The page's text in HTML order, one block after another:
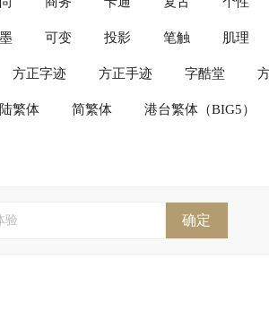
常规书写·毛笔 常规书写·硬笔 衬
近代 动感 豪放 新中式
可变 投影 笔触 肌理
具象装饰 故障变形 有机流动
方正字迹 方正手迹 字酷堂
Fontworks Linotype(Monotype)
设计研究所 株式会社 視覚デザイン研
繁体 简繁体 港台繁体（BIG5）
验 确定